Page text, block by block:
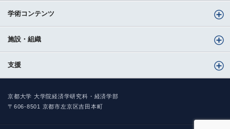
学術コンテンツ
施設・組織
支援
京都大学 大学院経済学研究科・経済学部
〒606-8501 京都市左京区吉田本町